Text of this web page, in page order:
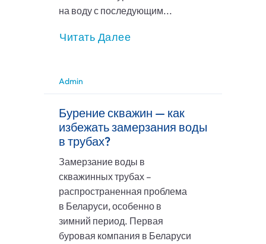
на воду с последующим...
Читать Далее
Admin
Бурение скважин — как
избежать замерзания воды
в трубах?
Замерзание воды в
скважинных трубах –
распространенная проблема
в Беларуси, особенно в
зимний период. Первая
буровая компания в Беларуси